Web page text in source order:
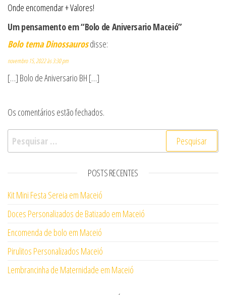
Onde encomendar + Valores!
Um pensamento em “Bolo de Aniversario Maceió”
Bolo tema Dinossaurosdisse:
novembro 15, 2022 às 3:30 pm
[…] Bolo de Aniversario BH […]
Os comentários estão fechados.
Pesquisar por:
POSTS RECENTES
Kit Mini Festa Sereia em Maceió
Doces Personalizados de Batizado em Maceió
Encomenda de bolo em Maceió
Pirulitos Personalizados Maceió
Lembrancinha de Maternidade em Maceió